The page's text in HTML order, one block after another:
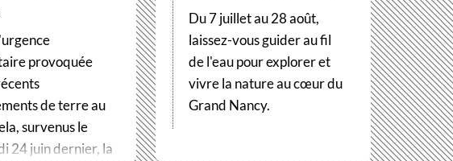
provoquée
de terre au
survenus le
24 juin dernier, la
Du 7 juillet au 28 août,
laissez-vous guider au fil
de l'eau pour explorer et
vivre la nature au cœur du
Grand Nancy.